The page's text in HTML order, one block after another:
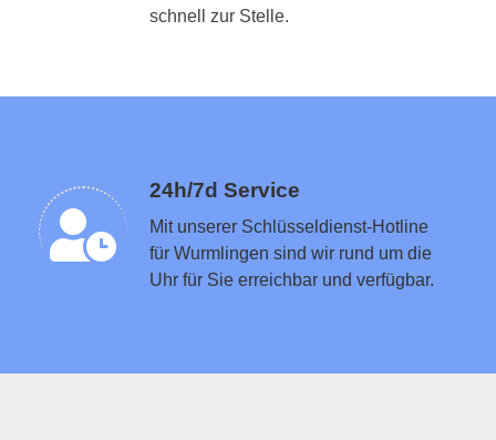
schnell zur Stelle.
24h/7d Service
Mit unserer Schlüsseldienst-Hotline
für Wurmlingen sind wir rund um die
Uhr für Sie erreichbar und verfügbar.
Schlüsseldienst in der Nähe vermitteln